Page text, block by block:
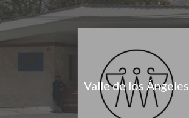
Valle de los Ángeles